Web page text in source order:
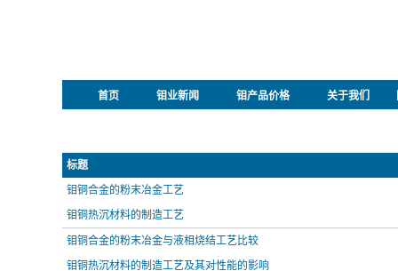
首页 钼业新闻 钼产品价格 关于我们
标题
钼铜合金的粉末冶金工艺
钼铜热沉材料的制造工艺
钼铜合金的粉末冶金与液相烧结工艺比较
钼铜热沉材料的制造工艺及其对性能的影响